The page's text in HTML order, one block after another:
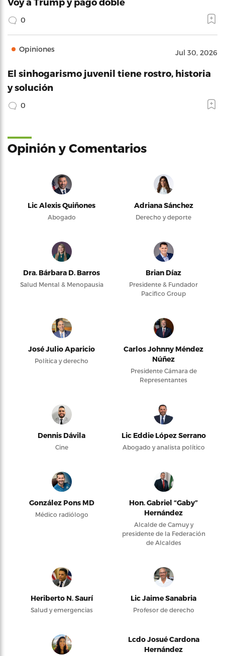
0
Opiniones Jul 30, 2026
El sinhogarismo juvenil tiene rostro, historia
y solución
0
Opinión y Comentarios
Lic Alexis Quiñones
Abogado
Adriana Sánchez
Derecho y deporte
Dra. Bárbara D. Barros
Salud Mental & Menopausia
Brian Díaz
Presidente & Fundador
Pacifico Group
José Julio Aparicio
Política y derecho
Carlos Johnny Méndez
Núñez
Presidente Cámara de
Representantes
Dennis Dávila
Cine
Lic Eddie López Serrano
Abogado y analista político
González Pons MD
Médico radiólogo
Hon. Gabriel “Gaby”
Hernández
Alcalde de Camuy y
presidente de la Federación
de Alcaldes
Heriberto N. Saurí
Salud y emergencias
Lic Jaime Sanabria
Profesor de derecho
Lcdo Josué Cardona
Hernández